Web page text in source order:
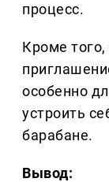
процесс.
Кроме
особенно
устроить
барабане.
Вывод: